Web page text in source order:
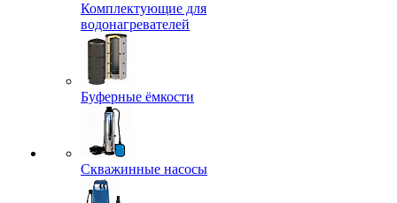
Комплектующие для
водонагревателей
Буферные ёмкости
Скважинные насосы